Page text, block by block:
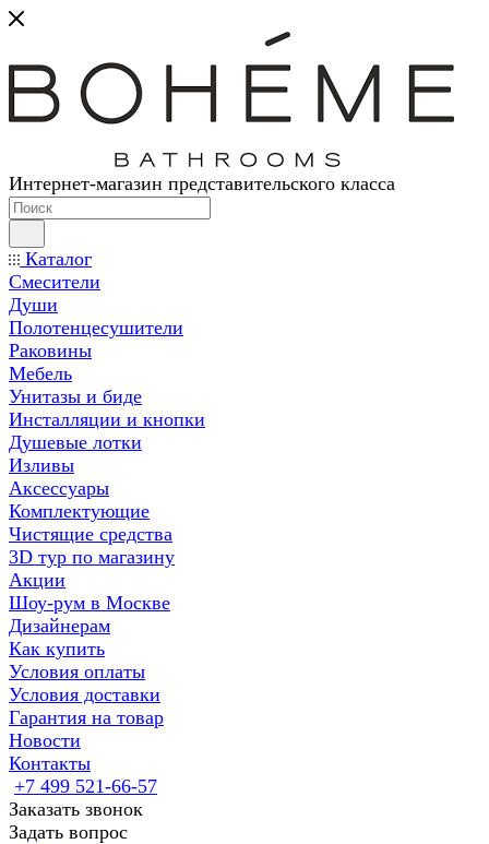
Интернет-магазин представительского класса
Каталог
Смесители
Души
Полотенцесушители
Раковины
Мебель
Унитазы и биде
Инсталляции и кнопки
Душевые лотки
Изливы
Аксессуары
Комплектующие
Чистящие средства
3D тур по магазину
Акции
Шоу-рум в Москве
Дизайнерам
Как купить
Условия оплаты
Условия доставки
Гарантия на товар
Новости
Контакты
+7 499 521-66-57
Заказать звонок
Задать вопрос